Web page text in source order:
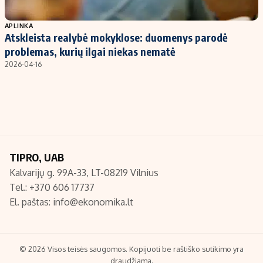
Populiarios temos
Investavimas
Akcijų rinka
Titulinis
Nedarbo išmokos skaičiuoklė
Redakcija
Turinio žymėjimo taisyklės
APLINKA
Atskleista realybė mokyklose: duomenys parodė
problemas, kurių ilgai niekas nematė
2026-04-16
TIPRO, UAB
Kalvarijų g. 99A-33, LT-08219 Vilnius
Tel.: +370 606 17737
El. paštas: info@ekonomika.lt
© 2026 Visos teisės saugomos. Kopijuoti be raštiško sutikimo yra
draudžiama.